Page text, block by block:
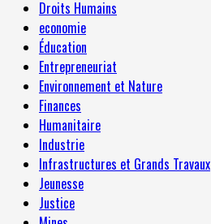
Droits Humains
economie
Éducation
Entrepreneuriat
Environnement et Nature
Finances
Humanitaire
Industrie
Infrastructures et Grands Travaux
Jeunesse
Justice